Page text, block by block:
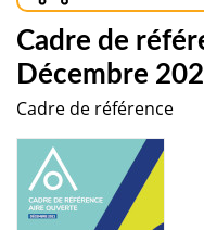
Cadre de
Décembre
Cadre de référence